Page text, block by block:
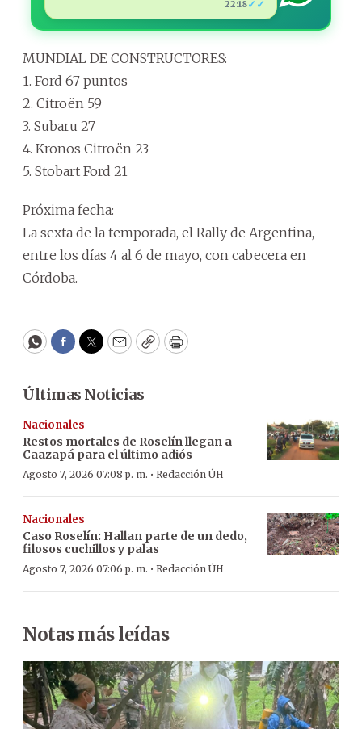
22:18✓✓
MUNDIAL DE CONSTRUCTORES:
1. Ford 67 puntos
2. Citroën 59
3. Subaru 27
4. Kronos Citroën 23
5. Stobart Ford 21
Próxima fecha:
La sexta de la temporada, el Rally de Argentina,
entre los días 4 al 6 de mayo, con cabecera en
Córdoba.
WhatsApp
Facebook
Twitter
EmailCopyPrint
Últimas Noticias
Nacionales
Restos mortales de Roselín llegan a
Caazapá para el último adiós
Agosto 7, 2026 07:08 p. m. · Redacción ÚH
Nacionales
Caso Roselín: Hallan parte de un dedo,
filosos cuchillos y palas
Agosto 7, 2026 07:06 p. m. · Redacción ÚH
Notas más leídas